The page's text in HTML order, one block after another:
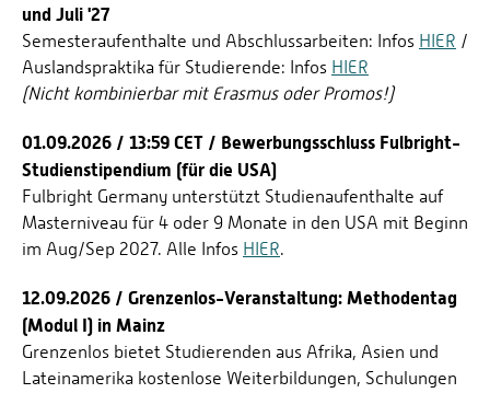
und Juli '27
Semesteraufenthalte und Abschlussarbeiten: Infos HIER /
Auslandspraktika für Studierende: Infos HIER
(Nicht kombinierbar mit Erasmus oder Promos!)
01.09.2026 / 13:59 CET / Bewerbungsschluss Fulbright-
Studienstipendium (für die USA)
Fulbright Germany unterstützt Studienaufenthalte auf
Masterniveau für 4 oder 9 Monate in den USA mit Beginn
im Aug/Sep 2027. Alle Infos HIER.
12.09.2026 / Grenzenlos-Veranstaltung: Methodentag
(Modul I) in Mainz
Grenzenlos bietet Studierenden aus Afrika, Asien und
Lateinamerika kostenlose Weiterbildungen, Schulungen